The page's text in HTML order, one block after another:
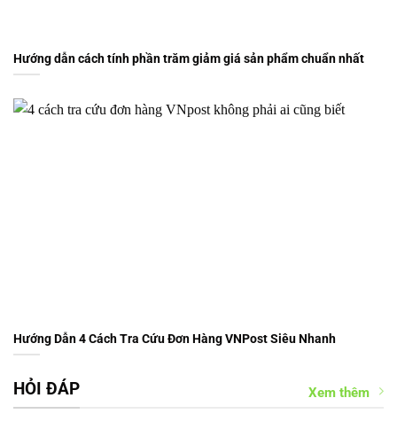
Hướng dẫn cách tính phần trăm giảm giá sản phẩm chuẩn nhất
Hướng Dẫn 4 Cách Tra Cứu Đơn Hàng VNPost Siêu Nhanh
HỎI ĐÁP Xem thêm